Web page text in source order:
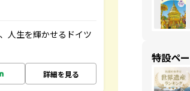
人生を輝かせるドイツ
詳細を見る
特設ペ